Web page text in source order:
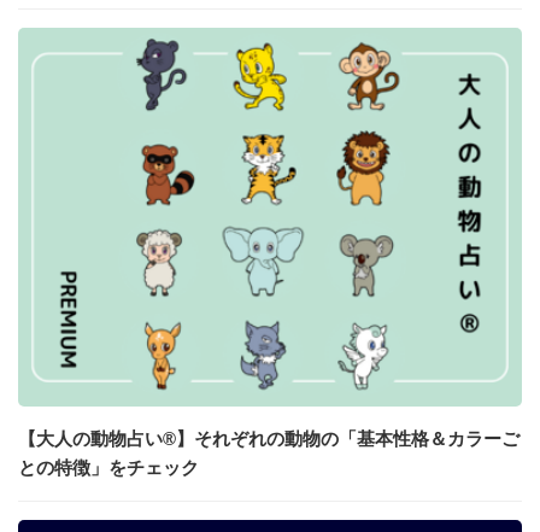
【大人の動物占い®】それぞれの動物の「基本性格＆カラーご
との特徴」をチェック